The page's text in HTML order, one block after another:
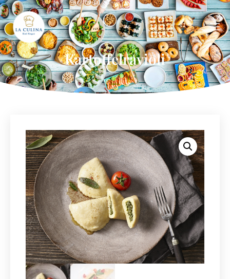
Kartoffelravioli